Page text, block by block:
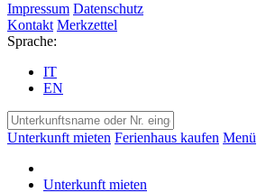
Impressum Datenschutz
Kontakt Merkzettel
Sprache:
IT
EN
Unterkunft mieten Ferienhaus kaufen Menü
Unterkunft mieten